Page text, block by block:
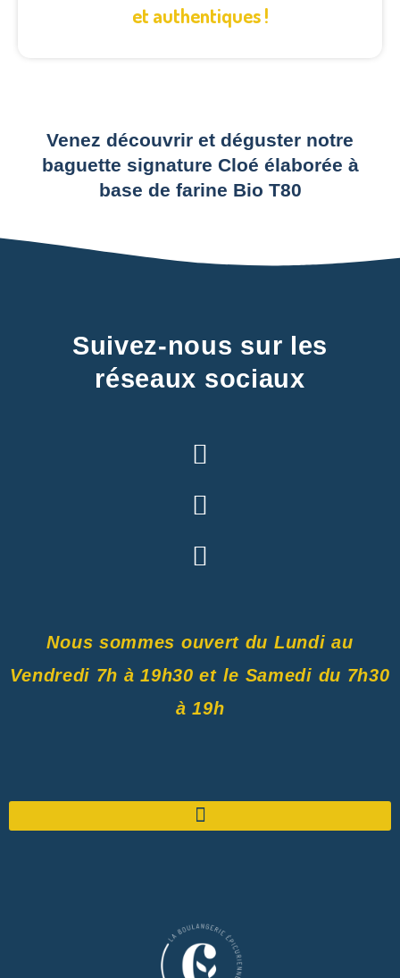
et authentiques !
Venez découvrir et déguster notre
baguette signature Cloé élaborée à
base de farine Bio T80
Suivez-nous sur les
réseaux sociaux
Nous sommes ouvert du Lundi au
Vendredi 7h à 19h30 et le Samedi du 7h30
à 19h